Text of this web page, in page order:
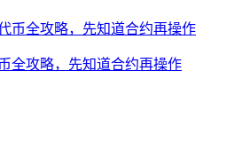
全攻略，先知道合约再操作